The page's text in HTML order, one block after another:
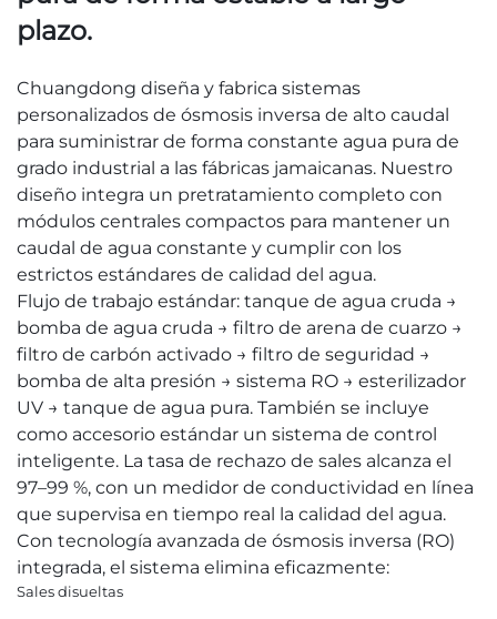
plazo.
Chuangdong diseña y fabrica sistemas
personalizados de ósmosis inversa de alto caudal
para suministrar de forma constante agua pura de
grado industrial a las fábricas jamaicanas. Nuestro
diseño integra un pretratamiento completo con
módulos centrales compactos para mantener un
caudal de agua constante y cumplir con los
estrictos estándares de calidad del agua.
Flujo de trabajo estándar: tanque de agua cruda →
bomba de agua cruda → filtro de arena de cuarzo →
filtro de carbón activado → filtro de seguridad →
bomba de alta presión → sistema RO → esterilizador
UV → tanque de agua pura. También se incluye
como accesorio estándar un sistema de control
inteligente. La tasa de rechazo de sales alcanza el
97–99 %, con un medidor de conductividad en línea
que supervisa en tiempo real la calidad del agua.
Con tecnología avanzada de ósmosis inversa (RO)
integrada, el sistema elimina eficazmente:
Sales disueltas